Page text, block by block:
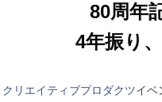
80周年
4年振り
リエイティブプロダクツイベ